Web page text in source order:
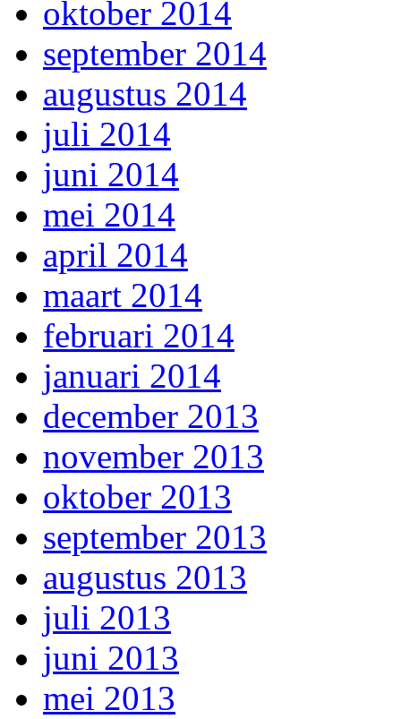
oktober 2014
september 2014
augustus 2014
juli 2014
juni 2014
mei 2014
april 2014
maart 2014
februari 2014
januari 2014
december 2013
november 2013
oktober 2013
september 2013
augustus 2013
juli 2013
juni 2013
mei 2013